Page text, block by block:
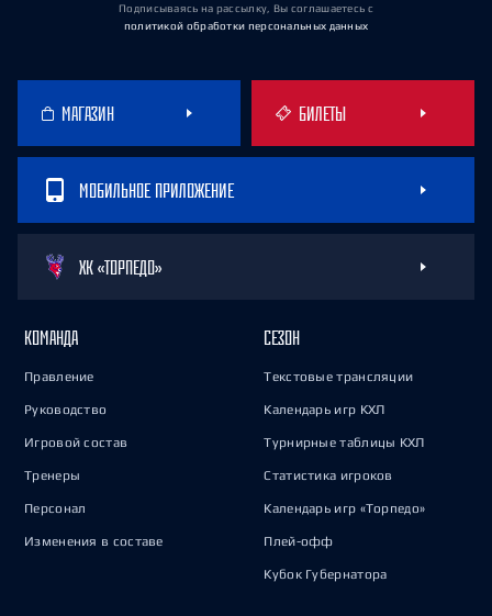
Подписываясь на рассылку, Вы соглашаетесь с
политикой обработки персональных данных
МАГАЗИН БИЛЕТЫ
МОБИЛЬНОЕ ПРИЛОЖЕНИЕ
ХК «ТОРПЕДО»
КОМАНДА
Правление
Руководство
Игровой состав
Тренеры
Персонал
Изменения в составе
СЕЗОН
Текстовые трансляции
Календарь игр КХЛ
Турнирные таблицы КХЛ
Статистика игроков
Календарь игр «Торпедо»
Плей-офф
Кубок Губернатора